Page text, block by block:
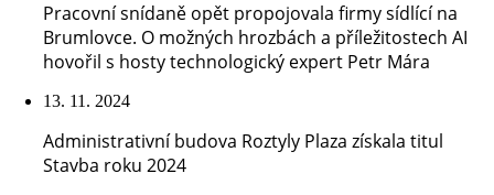
Pracovní snídaně opět propojovala firmy sídlící na
Brumlovce. O možných hrozbách a příležitostech AI
hovořil s hosty technologický expert Petr Mára
13. 11. 2024
Administrativní budova Roztyly Plaza získala titul
Stavba roku 2024